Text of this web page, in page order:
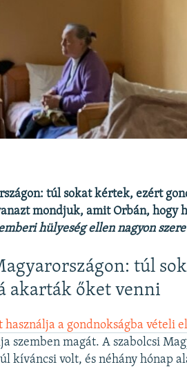
túl sokat kértek, ezért
mondjuk, amit Orbán, hogy
hülyeség ellen nagyon
túl
akarták őket venni
a gondnokságba vételi
szemben magát. A szabolcsi
kíváncsi volt, és néhány hónap